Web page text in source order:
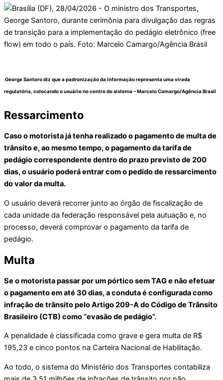
George Santoro diz que a padronização da informação representa uma virada
regulatória, colocando o usuário no centro do sistema –Marcelo Camargo/Agência Brasil
Ressarcimento
Caso o motorista já tenha realizado o pagamento de multa de
trânsito e, ao mesmo tempo, o pagamento da tarifa de
pedágio correspondente dentro do prazo previsto de 200
dias, o usuário poderá entrar com o pedido de ressarcimento
do valor da multa.
O usuário deverá recorrer junto ao órgão de fiscalização de
cada unidade da federação responsável pela autuação e, no
processo, deverá comprovar o pagamento da tarifa de
pedágio.
Multa
Se o motorista passar por um pórtico sem TAG e não efetuar
o pagamento em até 30 dias, a conduta é configurada como
infração de trânsito pelo Artigo 209-A do Código de Trânsito
Brasileiro (CTB) como “evasão de pedágio”.
A penalidade é classificada como grave e gera multa de R$
195,23 e cinco pontos na Carteira Nacional de Habilitação.
Ao todo, o sistema do Ministério dos Transportes contabiliza